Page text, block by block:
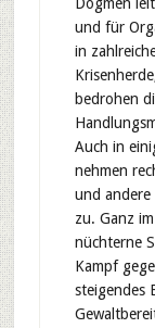
und für
in
bedrohen
Auch in
nehmen
und andere
zu. Ganz
nüchterne
Kampf
steigendes